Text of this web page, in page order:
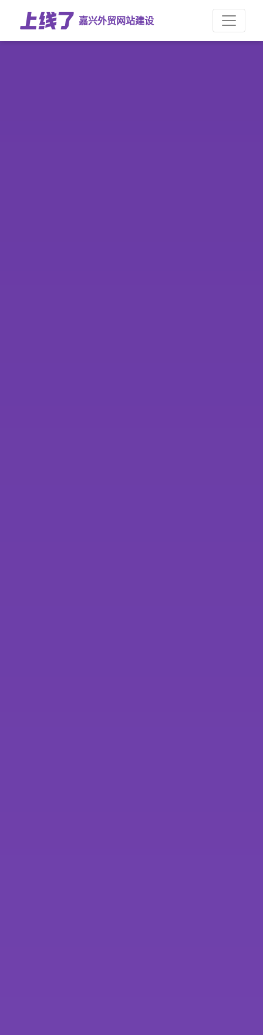
嘉兴外贸网站建设